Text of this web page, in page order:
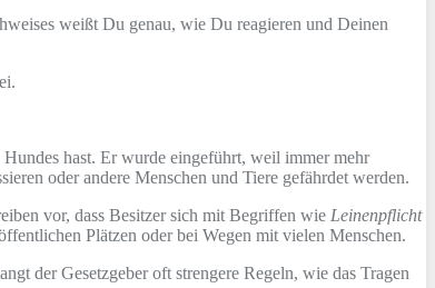
weißt Du genau, wie Du reagieren und Deinen
hast. Er wurde eingeführt, weil immer mehr
oder andere Menschen und Tiere gefährdet werden.
vor, dass Besitzer sich mit Begriffen wie Leinenpflicht
Plätzen oder bei Wegen mit vielen Menschen.
der Gesetzgeber oft strengere Regeln, wie das Tragen